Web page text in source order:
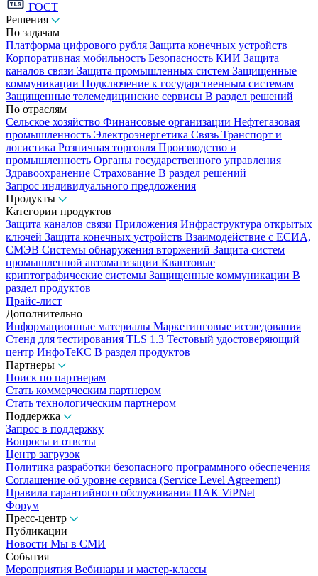
ГОСТ
Решения
По задачам
Платформа цифрового рубля Защита конечных устройств
Корпоративная мобильность Безопасность КИИ Защита
каналов связи Защита промышленных систем Защищенные
коммуникации Подключение к государственным системам
Защищенные телемедицинские сервисы В раздел решений
По отраслям
Сельское хозяйство Финансовые организации Нефтегазовая
промышленность Электроэнергетика Связь Транспорт и
логистика Розничная торговля Производство и
промышленность Органы государственного управления
Здравоохранение Страхование В раздел решений
Запрос индивидуального предложения
Продукты
Категории продуктов
Защита каналов связи Приложения Инфраструктура открытых
ключей Защита конечных устройств Взаимодействие с ЕСИА,
СМЭВ Системы обнаружения вторжений Защита систем
промышленной автоматизации Квантовые
криптографические системы Защищенные коммуникации В
раздел продуктов
Прайс-лист
Дополнительно
Информационные материалы Маркетинговые исследования
Стенд для тестирования TLS 1.3 Тестовый удостоверяющий
центр ИнфоТеКС В раздел продуктов
Партнеры
Поиск по партнерам
Стать коммерческим партнером
Стать технологическим партнером
Поддержка
Запрос в поддержку
Вопросы и ответы
Центр загрузок
Политика разработки безопасного программного обеспечения
Соглашение об уровне сервиса (Service Level Agreement)
Правила гарантийного обслуживания ПАК ViPNet
Форум
Пресс-центр
Публикации
Новости Мы в СМИ
События
Мероприятия Вебинары и мастер-классы